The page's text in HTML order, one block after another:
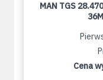
MAN TGS
Cena